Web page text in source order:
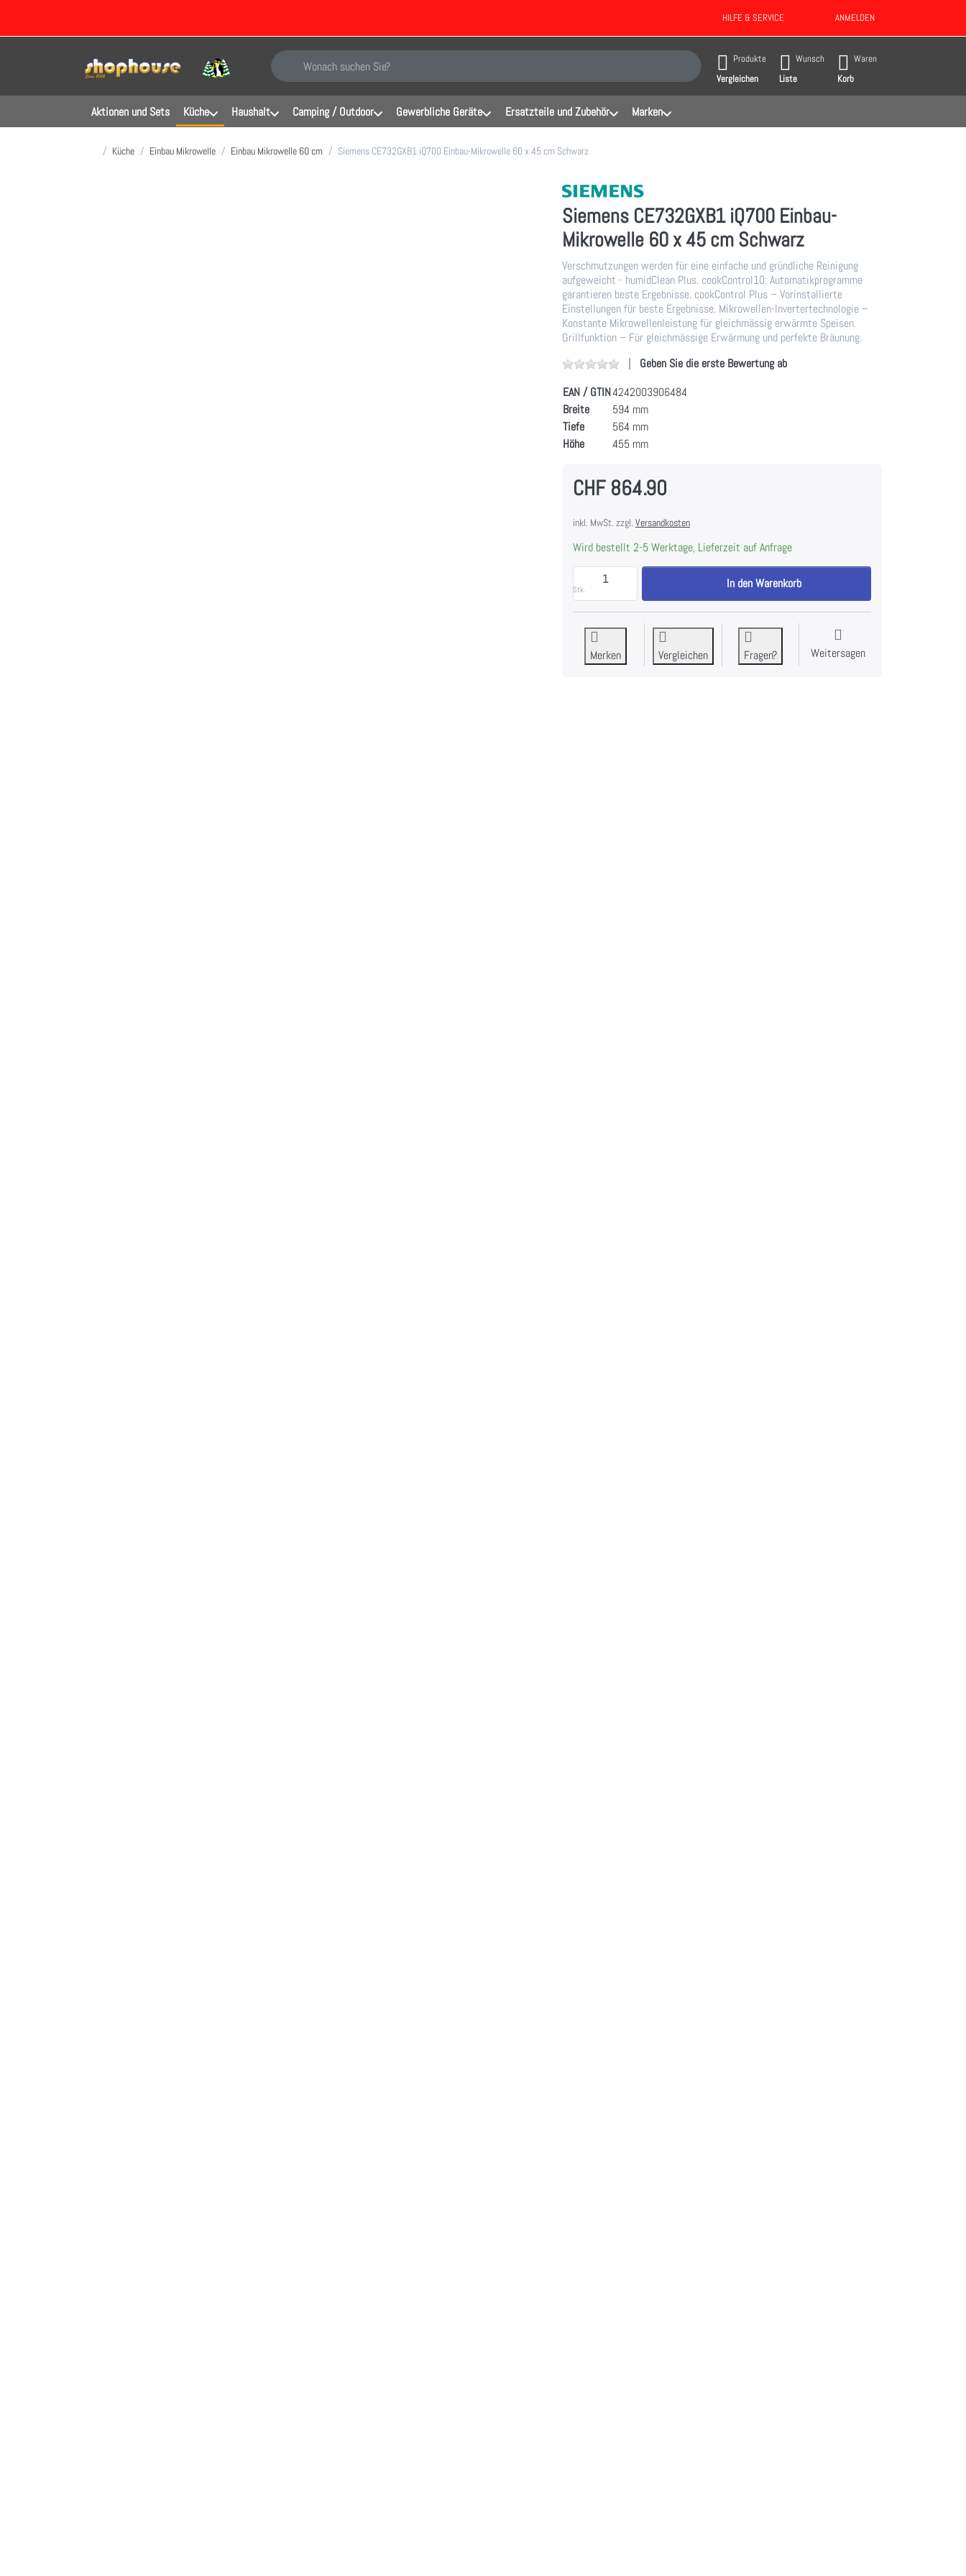
HILFE & SERVICE ANMELDEN
Geben Sie einen Suchbegriff ein. Während Sie tippen, erscheinen automatisch erste Ergebnisse. Drücken Sie die Eingabetaste, um alle Ergebnisse aufzurufen.
Produkte
Vergleichen
Wunsch
Liste
Waren
Korb
Aktionen und Sets Küche Haushalt Camping / Outdoor Gewerbliche Geräte Ersatzteile und Zubehör Marken
Startseite
Küche Einbau Mikrowelle Einbau Mikrowelle 60 cm Siemens CE732GXB1 iQ700 Einbau-Mikrowelle 60 x 45 cm Schwarz
Siemens CE732GXB1 iQ700 Einbau-
Mikrowelle 60 x 45 cm Schwarz
Verschmutzungen werden für eine einfache und gründliche Reinigung
aufgeweicht - humidClean Plus. cookControl10: Automatikprogramme
garantieren beste Ergebnisse. cookControl Plus – Vorinstallierte
Einstellungen für beste Ergebnisse. Mikrowellen-Invertertechnologie –
Konstante Mikrowellenleistung für gleichmässig erwärmte Speisen.
Grillfunktion – Für gleichmässige Erwärmung und perfekte Bräunung.
Geben Sie die erste Bewertung ab
EAN / GTIN4242003906484
Breite
594 mm
Tiefe
564 mm
Höhe
455 mm
CHF 864.90
inkl. MwSt. zzgl. Versandkosten
Wird bestellt 2-5 Werktage, Lieferzeit auf Anfrage
Stk.
Siemens CE732GXB1 iQ700 Einbau-Mikrowelle 60 x 45 cm Schwarz zu
In den Warenkorb
Merken Vergleichen Fragen? Weitersagen